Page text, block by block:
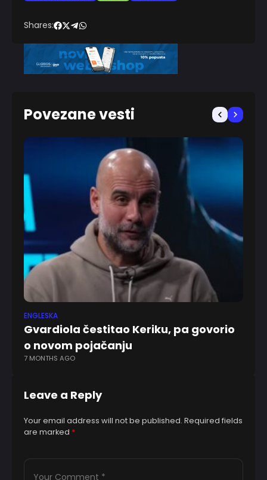
Shares:
Povezane vesti
ENGLESKA
Gvardiola čestitao Keriku, pa govorio
o novom pojačanju
7 MONTHS AGO
Leave a Reply
Your email address will not be published. Required fields
are marked *